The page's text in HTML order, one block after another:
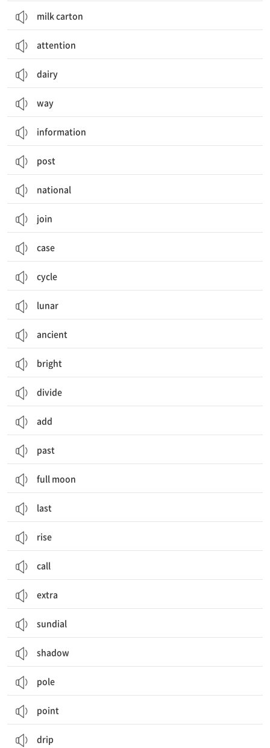
milk carton
attention
dairy
way
information
post
national
join
case
cycle
lunar
ancient
bright
divide
add
past
full moon
last
rise
call
extra
sundial
shadow
pole
point
drip